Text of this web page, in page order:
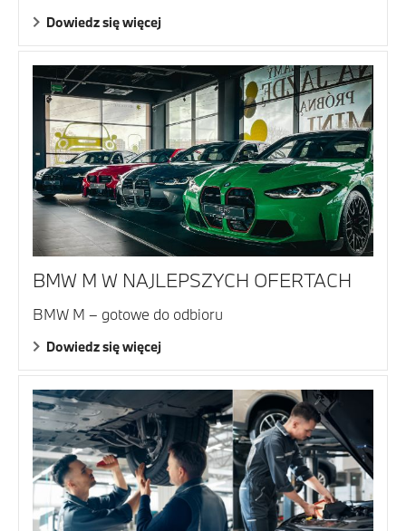
Dowiedz się więcej
BMW M W NAJLEPSZYCH OFERTACH
BMW M – gotowe do odbioru
Dowiedz się więcej